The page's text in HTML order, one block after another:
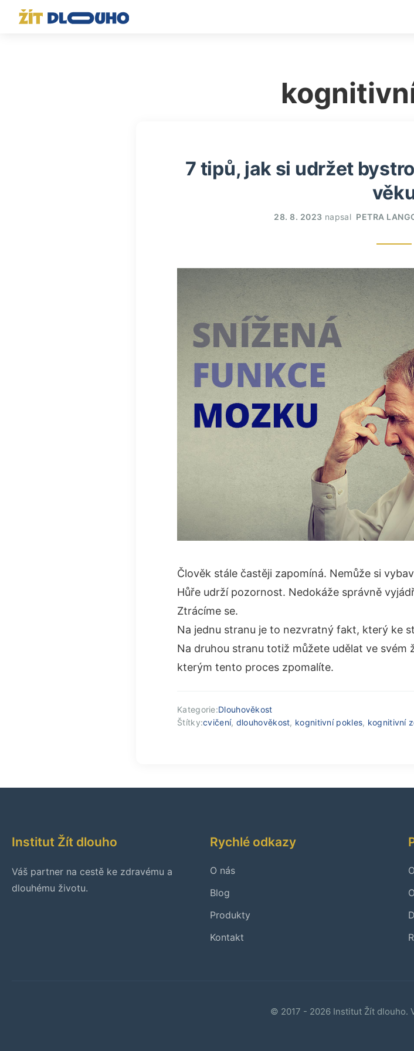
7 tipů, jak si udržet
28. 8. 2023 napsal PETRA
Člověk stále častěji zapomíná. Nemůže si
Hůře udrží pozornost. Nedokáže správně
Ztrácíme se.
Na jednu stranu je to nezvratný fakt, který ke
Na druhou stranu totiž můžete udělat ve svém
kterým tento proces zpomalíte.
Kategorie:Dlouhověkost
Štítky:cvičení, dlouhověkost, kognitivní pokles, kognitivní
Institut Žít dlouho
Váš partner na cestě ke zdravému a
dlouhému životu.
Rychlé odkazy
O nás
Blog
Produkty
Kontakt
© 2017 - 2026 Institut Žít dlouho.